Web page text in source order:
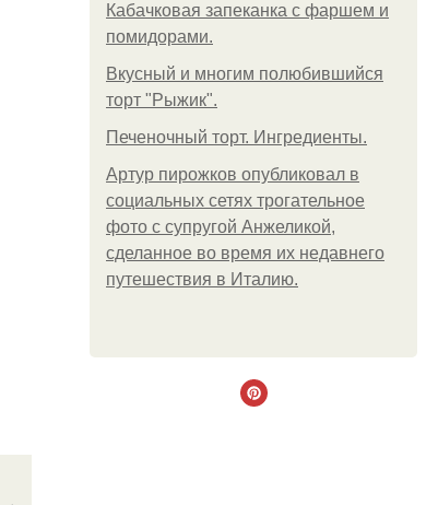
Кабачковая запеканка с фаршем и
помидорами.
Вкусный и многим полюбившийся
торт "Рыжик".
Печеночный торт. Ингредиенты.
Артур пирожков опубликовал в
социальных сетях трогательное
фото с супругой Анжеликой,
сделанное во время их недавнего
путешествия в Италию.